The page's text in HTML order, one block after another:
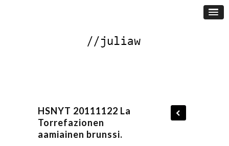
HSNYT 20111122 La
Torrefazionen
aamiainen brunssi.